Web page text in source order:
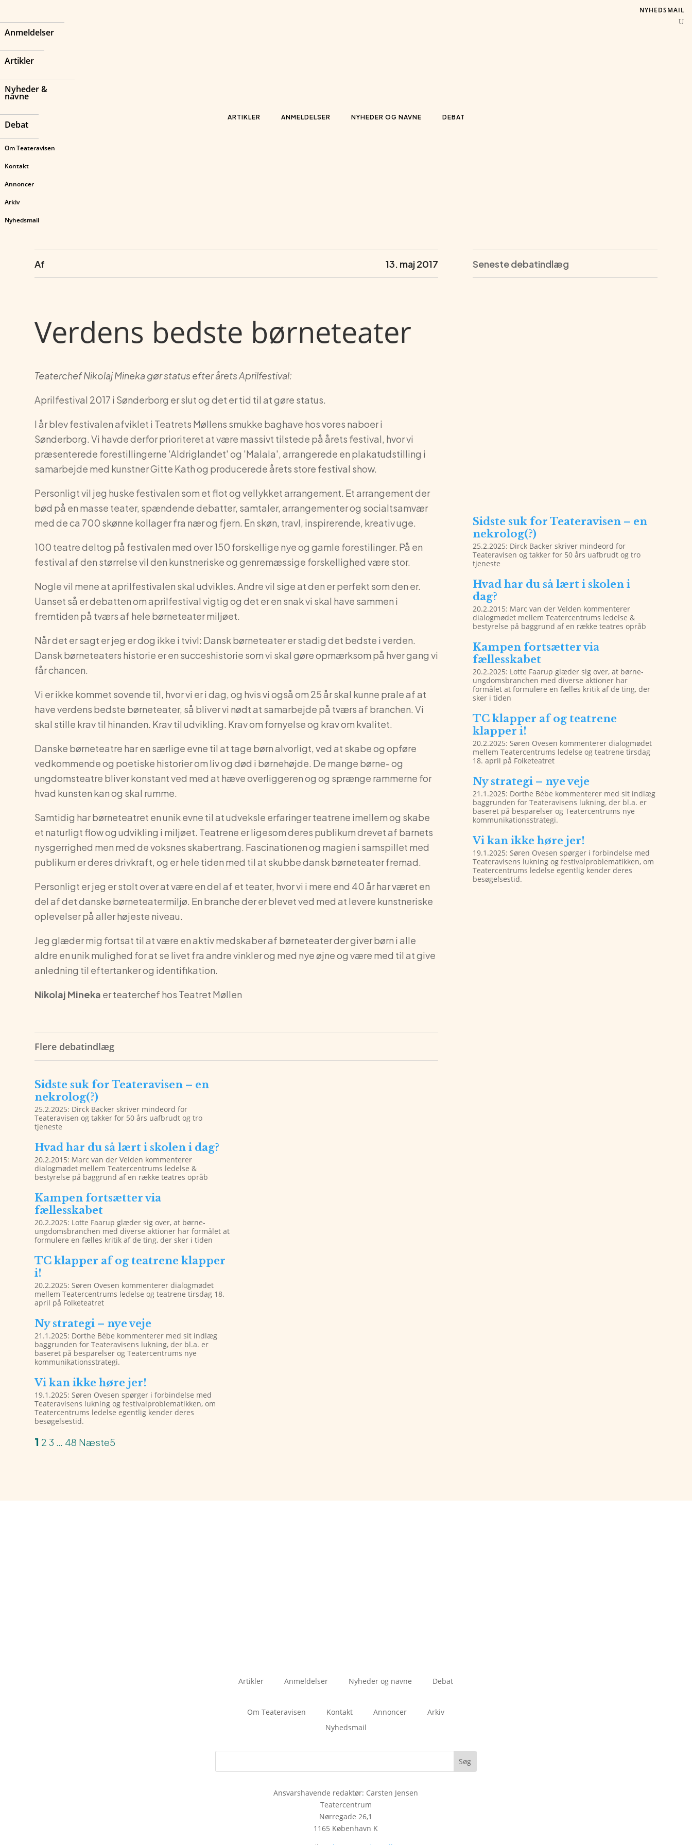
Anmeldelser
Artikler
Nyheder &
navne
Debat
Om Teateravisen
Kontakt
Annoncer
Arkiv
Nyhedsmail
ARTIKLER ANMELDELSER NYHEDER OG NAVNE DEBAT
NYHEDSMAIL
Af 13. maj 2017
Verdens bedste børneteater
Teaterchef Nikolaj Mineka gør status efter årets Aprilfestival:
Aprilfestival 2017 i Sønderborg er slut og det er tid til at gøre status.
I år blev festivalen afviklet i Teatrets Møllens smukke baghave hos vores naboer i
Sønderborg. Vi havde derfor prioriteret at være massivt tilstede på årets festival, hvor vi
præsenterede forestillingerne 'Aldriglandet' og 'Malala', arrangerede en plakatudstilling i
samarbejde med kunstner Gitte Kath og producerede årets store festival show.
Personligt vil jeg huske festivalen som et flot og vellykket arrangement. Et arrangement der
bød på en masse teater, spændende debatter, samtaler, arrangementer og socialtsamvær
med de ca 700 skønne kollager fra nær og fjern. En skøn, travl, inspirerende, kreativ uge.
100 teatre deltog på festivalen med over 150 forskellige nye og gamle forestilinger. På en
festival af den størrelse vil den kunstneriske og genremæssige forskellighed være stor.
Nogle vil mene at aprilfestivalen skal udvikles. Andre vil sige at den er perfekt som den er.
Uanset så er debatten om aprilfestival vigtig og det er en snak vi skal have sammen i
fremtiden på tværs af hele børneteater miljøet.
Når det er sagt er jeg er dog ikke i tvivl: Dansk børneteater er stadig det bedste i verden.
Dansk børneteaters historie er en succeshistorie som vi skal gøre opmærksom på hver gang vi
får chancen.
Vi er ikke kommet sovende til, hvor vi er i dag, og hvis vi også om 25 år skal kunne prale af at
have verdens bedste børneteater, så bliver vi nødt at samarbejde på tværs af branchen. Vi
skal stille krav til hinanden. Krav til udvikling. Krav om fornyelse og krav om kvalitet.
Danske børneteatre har en særlige evne til at tage børn alvorligt, ved at skabe og opføre
vedkommende og poetiske historier om liv og død i børnehøjde. De mange børne- og
ungdomsteatre bliver konstant ved med at hæve overliggeren og og sprænge rammerne for
hvad kunsten kan og skal rumme.
Samtidig har børneteatret en unik evne til at udveksle erfaringer teatrene imellem og skabe
et naturligt flow og udvikling i miljøet. Teatrene er ligesom deres publikum drevet af barnets
nysgerrighed men med de voksnes skabertrang. Fascinationen og magien i samspillet med
publikum er deres drivkraft, og er hele tiden med til at skubbe dansk børneteater fremad.
Personligt er jeg er stolt over at være en del af et teater, hvor vi i mere end 40 år har været en
del af det danske børneteatermiljø. En branche der er blevet ved med at levere kunstneriske
oplevelser på aller højeste niveau.
Jeg glæder mig fortsat til at være en aktiv medskaber af børneteater der giver børn i alle
aldre en unik mulighed for at se livet fra andre vinkler og med nye øjne og være med til at give
anledning til eftertanker og identifikation.
Nikolaj Mineka er teaterchef hos Teatret Møllen
Flere debatindlæg
Sidste suk for Teateravisen – en
nekrolog(?)
25.2.2025: Dirck Backer skriver mindeord for
Teateravisen og takker for 50 års uafbrudt og tro
tjeneste
Hvad har du så lært i skolen i dag?
20.2.2015: Marc van der Velden kommenterer
dialogmødet mellem Teatercentrums ledelse &
bestyrelse på baggrund af en række teatres opråb
Kampen fortsætter via
fællesskabet
20.2.2025: Lotte Faarup glæder sig over, at børne-
ungdomsbranchen med diverse aktioner har formålet at
formulere en fælles kritik af de ting, der sker i tiden
TC klapper af og teatrene klapper
i!
20.2.2025: Søren Ovesen kommenterer dialogmødet
mellem Teatercentrums ledelse og teatrene tirsdag 18.
april på Folketeatret
Ny strategi – nye veje
21.1.2025: Dorthe Bébe kommenterer med sit indlæg
baggrunden for Teateravisens lukning, der bl.a. er
baseret på besparelser og Teatercentrums nye
kommunikationsstrategi.
Vi kan ikke høre jer!
19.1.2025: Søren Ovesen spørger i forbindelse med
Teateravisens lukning og festivalproblematikken, om
Teatercentrums ledelse egentlig kender deres
besøgelsestid.
1 2 3 48 Næste
Seneste debatindlæg
Sidste suk for Teateravisen – en
nekrolog(?)
25.2.2025: Dirck Backer skriver mindeord for
Teateravisen og takker for 50 års uafbrudt og tro
tjeneste
Hvad har du så lært i skolen i
dag?
20.2.2015: Marc van der Velden kommenterer
dialogmødet mellem Teatercentrums ledelse &
bestyrelse på baggrund af en række teatres opråb
Kampen fortsætter via
fællesskabet
20.2.2025: Lotte Faarup glæder sig over, at børne-
ungdomsbranchen med diverse aktioner har
formålet at formulere en fælles kritik af de ting, der
sker i tiden
TC klapper af og teatrene
klapper i!
20.2.2025: Søren Ovesen kommenterer dialogmødet
mellem Teatercentrums ledelse og teatrene tirsdag
18. april på Folketeatret
Ny strategi – nye veje
21.1.2025: Dorthe Bébe kommenterer med sit indlæg
baggrunden for Teateravisens lukning, der bl.a. er
baseret på besparelser og Teatercentrums nye
kommunikationsstrategi.
Vi kan ikke høre jer!
19.1.2025: Søren Ovesen spørger i forbindelse med
Teateravisens lukning og festivalproblematikken, om
Teatercentrums ledelse egentlig kender deres
besøgelsestid.
Artikler Anmeldelser Nyheder og navne Debat
Om Teateravisen Kontakt Annoncer
Arkiv
Nyhedsmail
Ansvarshavende redaktør: Carsten Jensen
Teatercentrum
Nørregade 26,1
1165 København K